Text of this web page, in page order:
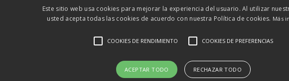
2 Llucmajor (Campo) 810 m² - 6
569.900 €
Este sitio web usa cookies para mejorar la experiencia del usuario. Al utilizar
usted acepta todas las cookies de acuerdo con nuestra Política de cookies. Más
COOKIES DE RENDIMIENTO COOKIES DE PREFERENCIAS
ACEPTAR TODO RECHAZAR TODO